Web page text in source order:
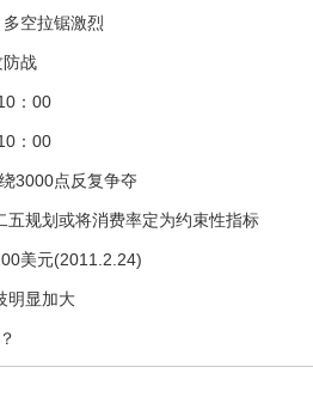
空拉锯激烈
防战
：00
：00
3000点反复争夺
五规划或将消费率定为约束性指标
美元(2011.2.24)
明显加大